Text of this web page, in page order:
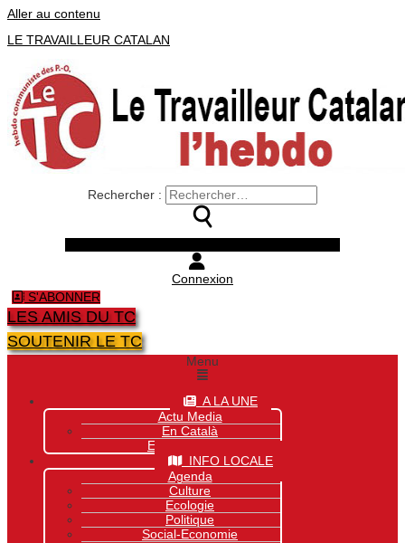
Aller au contenu
LE TRAVAILLEUR CATALAN
Rechercher :
Connexion
S'ABONNER
LES AMIS DU TC
SOUTENIR LE TC
Menu
A LA UNE
Actu Media
En Català
Exclusivité Site
INFO LOCALE
Agenda
Culture
Ecologie
Politique
Social-Economie